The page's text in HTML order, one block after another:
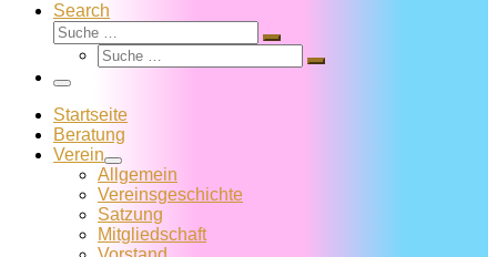
Search
Suche
Suche
Suche
Suche
Menü
Startseite
Beratung
Verein
Allgemein
Vereins­geschichte
Satzung
Mitglied­schaft